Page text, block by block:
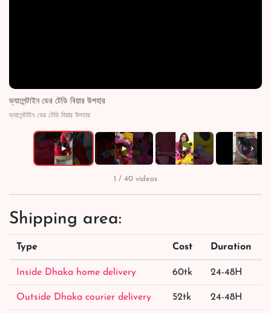
ভ্যালেন্টাইন ডের টেডি বিয়ার উপহার
ভ্যালেন্টাইন ডের টেডি বিয়ার উপহার
▶ ▶ ▶ ▶ ›
1 / 40 videos
Shipping area:
Type Cost Duration
Inside Dhaka home delivery 60tk 24-48H
Outside Dhaka courier delivery 52tk 24-48H